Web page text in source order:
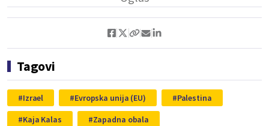
Tagovi
Izrael Evropska unija (EU)
Palestina
Kaja Kalas
Zapadna obala